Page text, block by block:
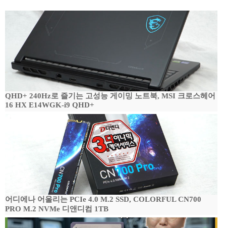
QHD+ 240Hz로 즐기는 고성능 게이밍 노트북, MSI 크로스헤어
16 HX E14WGK-i9 QHD+
어디에나 어울리는 PCIe 4.0 M.2 SSD, COLORFUL CN700
PRO M.2 NVMe 디앤디컴 1TB